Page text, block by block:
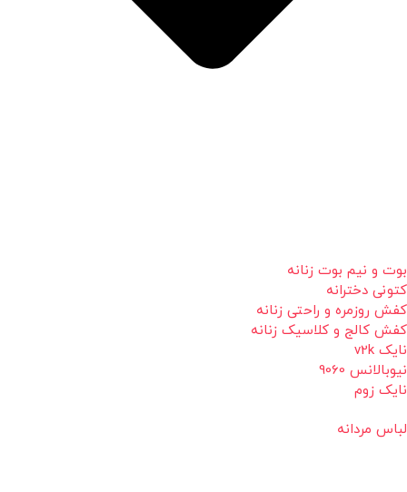
بوت و نیم بوت زنانه
کتونی دخترانه
کفش روزمره و راحتی زنانه
کفش کالج و کلاسیک زنانه
نایک v2k
نیوبالانس 9060
نایک زوم
لباس مردانه